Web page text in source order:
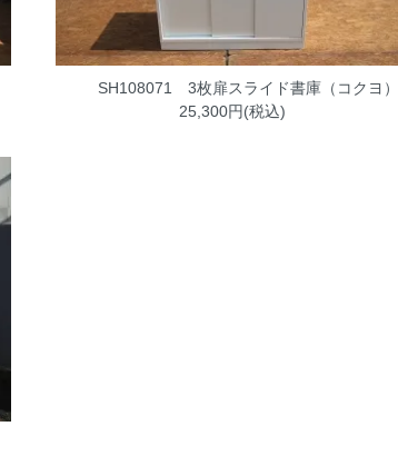
SH108071 3枚扉スライド書庫（コクヨ）
25,300円(税込)